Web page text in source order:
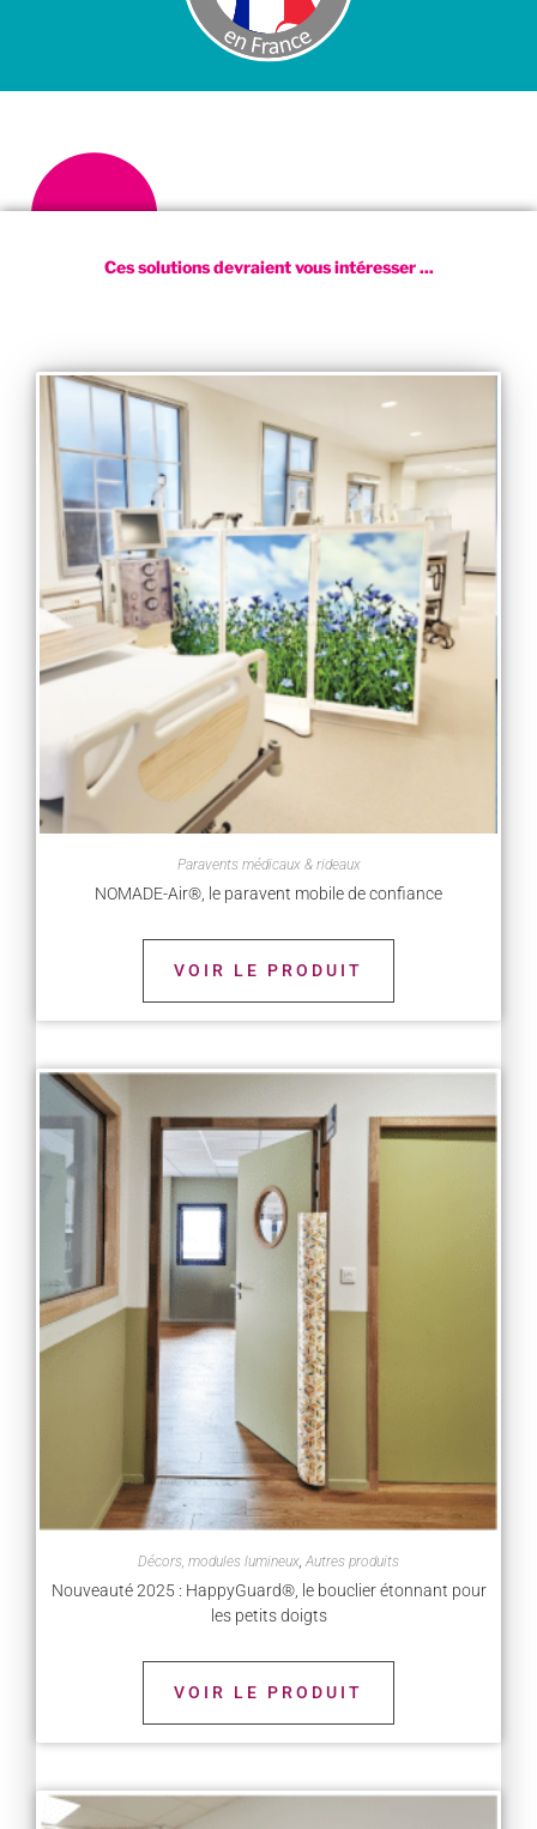
Ces solutions devraient vous intéresser ...
Paravents médicaux & rideaux
NOMADE-Air®, le paravent mobile de confiance
VOIR LE PRODUIT
Décors, modules lumineux, Autres produits
Nouveauté 2025 : HappyGuard®, le bouclier étonnant pour
les petits doigts
VOIR LE PRODUIT